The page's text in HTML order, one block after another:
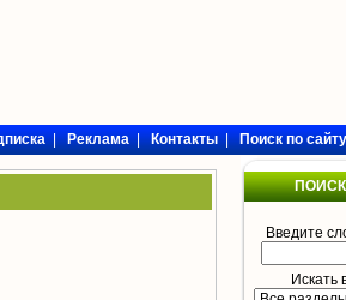
|Реклама|Контакты|Поиск по сайту
Введите
Искать